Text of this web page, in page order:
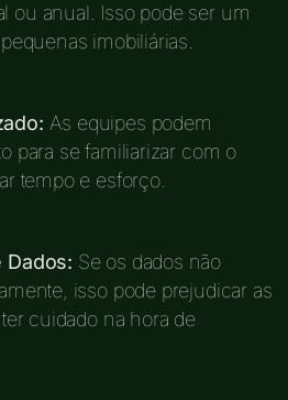
ou anual. Isso pode ser um
imobiliárias.
As equipes podem
para se familiarizar com o
tempo e esforço.
Dados: Se os dados não
isso pode prejudicar as
cuidado na hora de